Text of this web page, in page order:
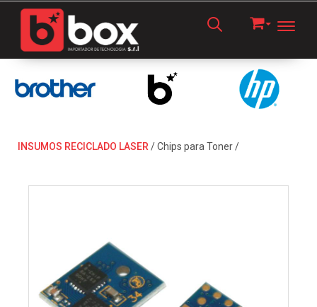
INSUMOS RECICLADO LASER/Chips para Toner/